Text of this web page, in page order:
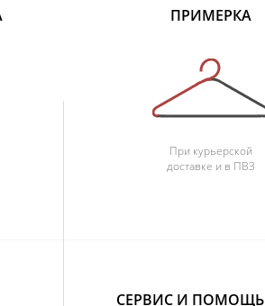
ПРИМЕРКА
При курьерской
доставке и в ПВЗ
СЕРВИС И ПОМОЩЬ